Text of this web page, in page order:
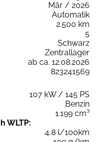
Mär / 2026
Automatik
2.500 km
5
Schwarz
Zentrallager
ab ca. 12.08.2026
823241569
107 kW / 145 PS
Benzin
1.199 cm³
WLTP:
4,8 l/100km